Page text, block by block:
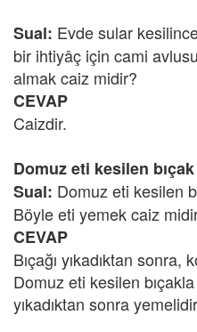
Sual: Evde sular
bir ihtiyâç için cami
almak caiz midir?
CEVAP
Caizdir.
Domuz eti kesilen bıçak
Sual: Domuz eti kesilen
Böyle eti yemek caiz
CEVAP
Bıçağı yıkadıktan
Domuz eti kesilen
yıkadıktan sonra